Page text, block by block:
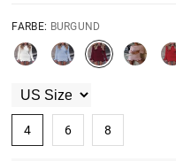
FARBE: BURGUND
4 6 8